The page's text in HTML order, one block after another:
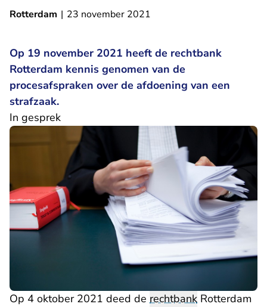
Rotterdam | 23 november 2021
Op 19 november 2021 heeft de rechtbank
Rotterdam kennis genomen van de
procesafspraken over de afdoening van een
strafzaak.
In gesprek
Op 4 oktober 2021 deed de rechtbank Rotterdam